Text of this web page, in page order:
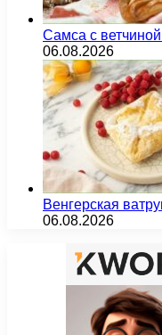
Самса с
06.08.2026
Венгерская
06.08.2026